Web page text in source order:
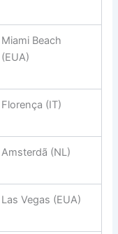
Miami Beach
(EUA)
Florença (IT)
Amsterdã (NL)
Las Vegas (EUA)